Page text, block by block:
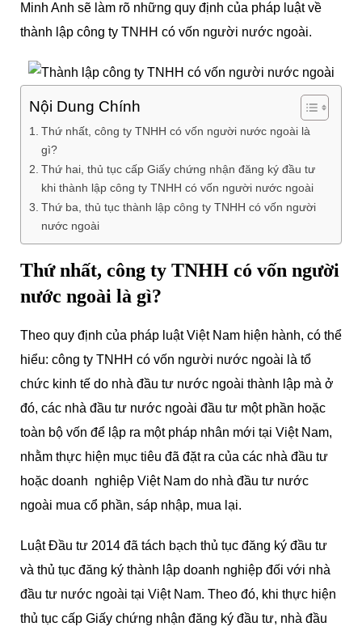
Minh Anh sẽ làm rõ những quy định của pháp luật về
thành lập công ty TNHH có vốn người nước ngoài.
Nội Dung Chính
Thứ nhất, công ty TNHH có vốn người nước ngoài là
gì?
Thứ hai, thủ tục cấp Giấy chứng nhận đăng ký đầu tư
khi thành lập công ty TNHH có vốn người nước ngoài
Thứ ba, thủ tục thành lập công ty TNHH có vốn người
nước ngoài
Thứ nhất, công ty TNHH có vốn người
nước ngoài là gì?
Theo quy định của pháp luật Việt Nam hiện hành, có thể
hiểu: công ty TNHH có vốn người nước ngoài là tổ
chức kinh tế do nhà đầu tư nước ngoài thành lập mà ở
đó, các nhà đầu tư nước ngoài đầu tư một phần hoặc
toàn bộ vốn để lập ra một pháp nhân mới tại Việt Nam,
nhằm thực hiện mục tiêu đã đặt ra của các nhà đầu tư
hoặc doanh nghiệp Việt Nam do nhà đầu tư nước
ngoài mua cổ phần, sáp nhập, mua lại.
Luật Đầu tư 2014 đã tách bạch thủ tục đăng ký đầu tư
và thủ tục đăng ký thành lập doanh nghiệp đối với nhà
đầu tư nước ngoài tại Việt Nam. Theo đó, khi thực hiện
thủ tục cấp Giấy chứng nhận đăng ký đầu tư, nhà đầu